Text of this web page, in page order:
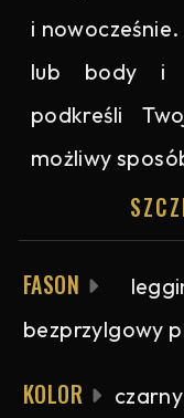
i
lub body i
podkreśli
możliwy
FASON
bezprzylgowy
KOLOR